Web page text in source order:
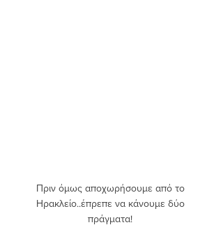
Πριν όμως αποχωρήσουμε από το
Ηρακλείο..έπρεπε να κάνουμε δύο
πράγματα!